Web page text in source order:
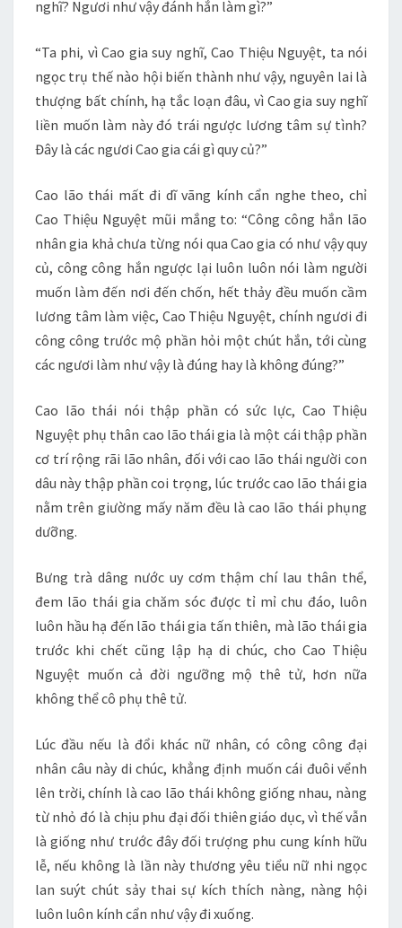
nghĩ? Ngươi như vậy đánh hắn làm gì?”
“Ta phi, vì Cao gia suy nghĩ, Cao Thiệu Nguyệt, ta nói
ngọc trụ thế nào hội biến thành như vậy, nguyên lai là
thượng bất chính, hạ tắc loạn đâu, vì Cao gia suy nghĩ
liền muốn làm này đó trái ngược lương tâm sự tình?
Đây là các ngươi Cao gia cái gì quy củ?”
Cao lão thái mất đi dĩ vãng kính cẩn nghe theo, chỉ
Cao Thiệu Nguyệt mũi mắng to: “Công công hắn lão
nhân gia khả chưa từng nói qua Cao gia có như vậy quy
củ, công công hắn ngược lại luôn luôn nói làm người
muốn làm đến nơi đến chốn, hết thảy đều muốn cầm
lương tâm làm việc, Cao Thiệu Nguyệt, chính ngươi đi
công công trước mộ phần hỏi một chút hắn, tới cùng
các ngươi làm như vậy là đúng hay là không đúng?”
Cao lão thái nói thập phần có sức lực, Cao Thiệu
Nguyệt phụ thân cao lão thái gia là một cái thập phần
cơ trí rộng rãi lão nhân, đối với cao lão thái người con
dâu này thập phần coi trọng, lúc trước cao lão thái gia
nằm trên giường mấy năm đều là cao lão thái phụng
dưỡng.
Bưng trà dâng nước uy cơm thậm chí lau thân thể,
đem lão thái gia chăm sóc được tỉ mỉ chu đáo, luôn
luôn hầu hạ đến lão thái gia tấn thiên, mà lão thái gia
trước khi chết cũng lập hạ di chúc, cho Cao Thiệu
Nguyệt muốn cả đời ngưỡng mộ thê tử, hơn nữa
không thể cô phụ thê tử.
Lúc đầu nếu là đổi khác nữ nhân, có công công đại
nhân câu này di chúc, khẳng định muốn cái đuôi vểnh
lên trời, chính là cao lão thái không giống nhau, nàng
từ nhỏ đó là chịu phu đại đối thiên giáo dục, vì thế vẫn
là giống như trước đây đối trượng phu cung kính hữu
lễ, nếu không là lần này thương yêu tiểu nữ nhi ngọc
lan suýt chút sảy thai sự kích thích nàng, nàng hội
luôn luôn kính cẩn như vậy đi xuống.